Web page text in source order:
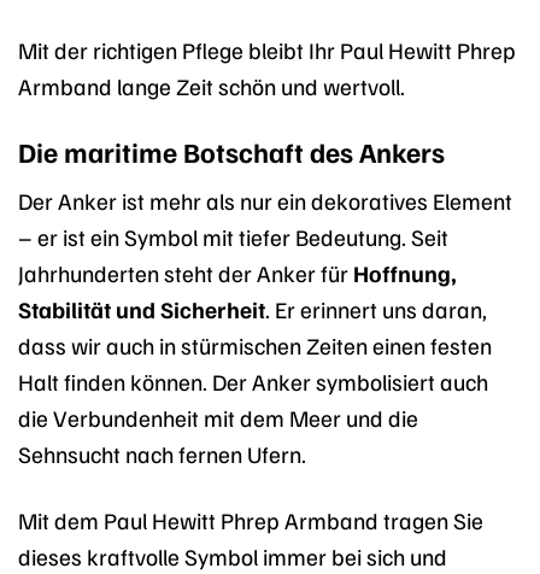
Mit der richtigen Pflege bleibt Ihr Paul Hewitt Phrep
Armband lange Zeit schön und wertvoll.
Die maritime Botschaft des Ankers
Der Anker ist mehr als nur ein dekoratives Element
– er ist ein Symbol mit tiefer Bedeutung. Seit
Jahrhunderten steht der Anker für Hoffnung,
Stabilität und Sicherheit. Er erinnert uns daran,
dass wir auch in stürmischen Zeiten einen festen
Halt finden können. Der Anker symbolisiert auch
die Verbundenheit mit dem Meer und die
Sehnsucht nach fernen Ufern.
Mit dem Paul Hewitt Phrep Armband tragen Sie
dieses kraftvolle Symbol immer bei sich und